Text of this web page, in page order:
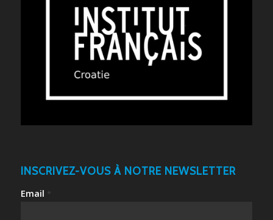
INSCRIVEZ-VOUS À NOTRE NEWSLETTER
Email *